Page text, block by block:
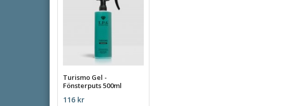
Turismo Gel -
Fönsterputs 500ml
116 kr